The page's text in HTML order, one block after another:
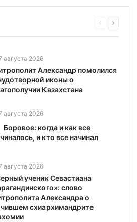
августа 2026
Александр помолился
иконы о
Казахстана
августа 2026
Боровое: когда и как все
и кто все начинал
августа 2026
ученик Севастиана
слово
Александра о
схиархимандрите